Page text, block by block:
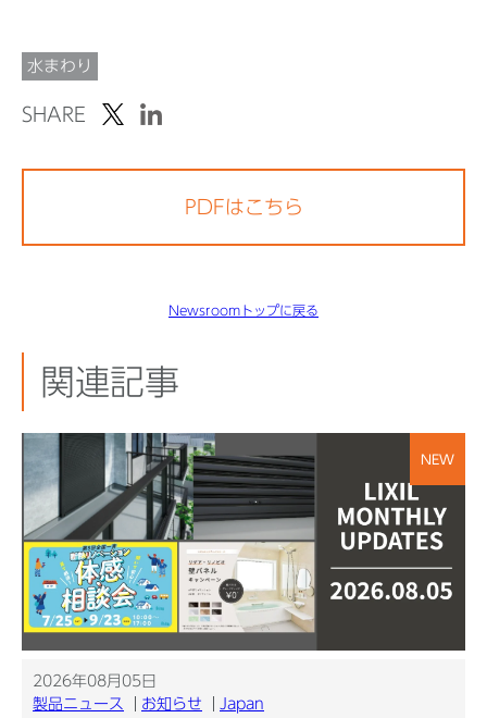
水まわり
SHARE
PDFはこちら
Newsroomトップに戻る
関連記事
NEW
2026年08月05日
製品ニュース
お知らせ Japan